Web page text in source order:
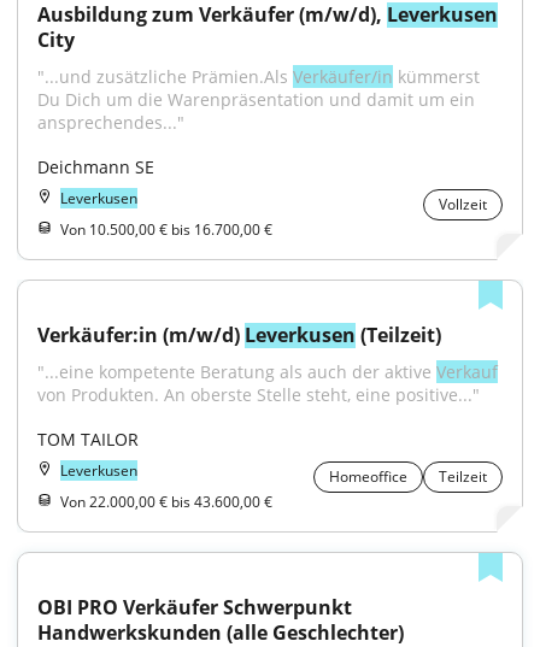
Ausbildung zum Verkäufer (m/w/d), Leverkusen
City
"...und zusätzliche Prämien.Als Verkäufer/in kümmerst
Du Dich um die Warenpräsentation und damit um ein
ansprechendes..."
Deichmann SE
Leverkusen
Vollzeit
Von 10.500,00 € bis 16.700,00 €
Verkäufer:in (m/w/d) Leverkusen (Teilzeit)
"...eine kompetente Beratung als auch der aktive Verkauf
von Produkten. An oberste Stelle steht, eine positive..."
TOM TAILOR
Leverkusen Homeoffice
Teilzeit
Von 22.000,00 € bis 43.600,00 €
OBI PRO Verkäufer Schwerpunkt
Handwerkskunden (alle Geschlechter)